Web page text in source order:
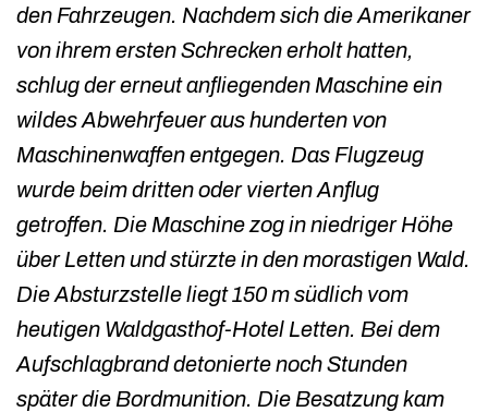
den Fahrzeugen. Nachdem sich die Amerikaner
von ihrem ersten Schrecken erholt hatten,
schlug der erneut anfliegenden Maschine ein
wildes Abwehrfeuer aus hunderten von
Maschinenwaffen entgegen. Das Flugzeug
wurde beim dritten oder vierten Anflug
getroffen. Die Maschine zog in niedriger Höhe
über Letten und stürzte in den morastigen Wald.
Die Absturzstelle liegt 150 m südlich vom
heutigen Waldgasthof-Hotel Letten. Bei dem
Aufschlagbrand detonierte noch Stunden
später die Bordmunition. Die Besatzung kam